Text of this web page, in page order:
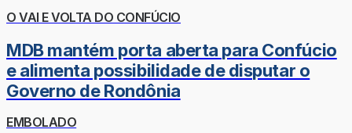
O VAI E VOLTA DO CONFÚCIO
MDB mantém porta aberta para Confúcio
e alimenta possibilidade de disputar o
Governo de Rondônia
EMBOLADO